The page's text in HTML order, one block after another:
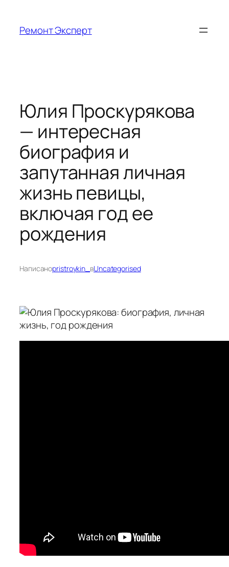
содержимому
Ремонт Эксперт
Юлия Проскурякова
— интересная
биография и
запутанная личная
жизнь певицы,
включая год ее
рождения
Написаноpristroykin_ вUncategorised